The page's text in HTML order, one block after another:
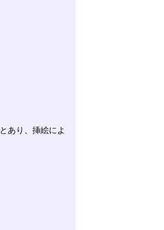
とあり、挿絵によ